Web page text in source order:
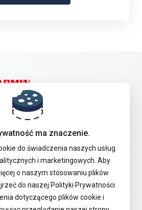
ma znaczenie.
do świadczenia naszych usług
i marketingowych. Aby
o naszym stosowaniu plików
do naszej Polityki Prywatności
dotyczącego plików cookie i